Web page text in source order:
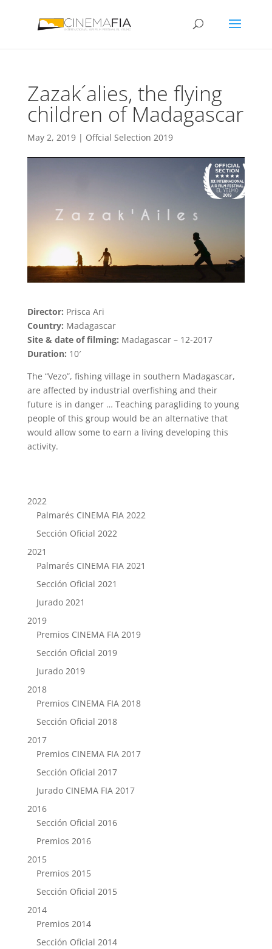
Zazak´alies, the flying
children of Madagascar
May 2, 2019| Offcial Selection 2019
Director: Prisca Ari
Country: Madagascar
Site & date of filming: Madagascar – 12-2017
Duration: 10′
The “Vezo”, fishing village in southern Madagascar,
are affected by industrial overfishing and their
future is in danger … Teaching paragliding to young
people of this group would be an alternative that
would allow some to earn a living developing this
activity.
2022
Palmarés CINEMA FIA 2022
Sección Oficial 2022
2021
Palmarés CINEMA FIA 2021
Sección Oficial 2021
Jurado 2021
2019
Premios CINEMA FIA 2019
Sección Oficial 2019
Jurado 2019
2018
Premios CINEMA FIA 2018
Sección Oficial 2018
2017
Premios CINEMA FIA 2017
Sección Oficial 2017
Jurado CINEMA FIA 2017
2016
Sección Oficial 2016
Premios 2016
2015
Premios 2015
Sección Oficial 2015
2014
Premios 2014
Sección Oficial 2014